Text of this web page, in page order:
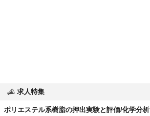
求人特集
ポリエステル系樹脂の押出実験と評価/化学分析